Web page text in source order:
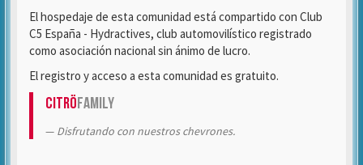
El hospedaje de esta comunidad está compartido con Club
C5 España - Hydractives, club automovilístico registrado
como asociación nacional sin ánimo de lucro.
El registro y acceso a esta comunidad es gratuito.
CitröFamily
Disfrutando con nuestros chevrones.